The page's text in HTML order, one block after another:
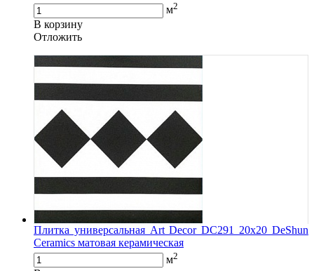
м2
В корзину
Oтложить
Плитка универсальная Art Decor DC291 20x20 DeShun
Ceramics матовая керамическая
м2